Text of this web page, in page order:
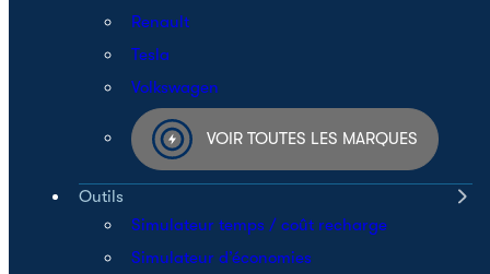
Renault
Tesla
Volkswagen
VOIR TOUTES LES MARQUES
Outils
Simulateur temps / coût recharge
Simulateur d’économies